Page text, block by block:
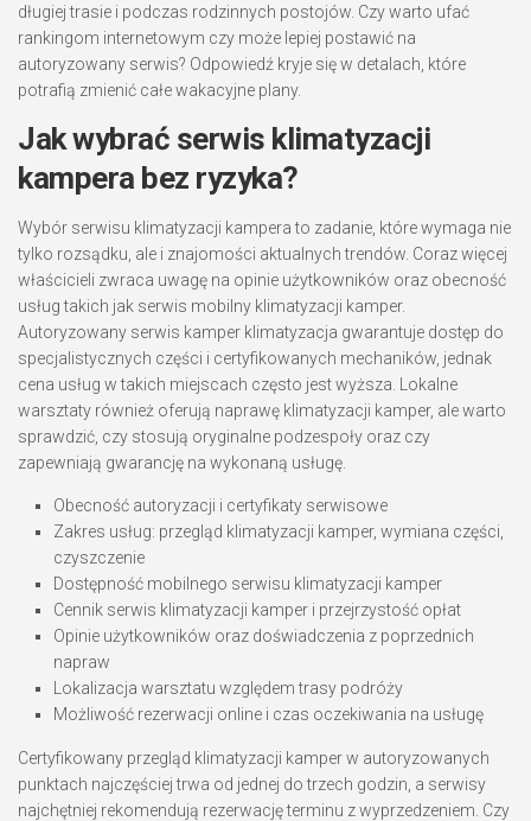
długiej trasie i podczas rodzinnych postojów. Czy warto ufać
rankingom internetowym czy może lepiej postawić na
autoryzowany serwis? Odpowiedź kryje się w detalach, które
potrafią zmienić całe wakacyjne plany.
Jak wybrać serwis klimatyzacji
kampera bez ryzyka?
Wybór serwisu klimatyzacji kampera to zadanie, które wymaga nie
tylko rozsądku, ale i znajomości aktualnych trendów. Coraz więcej
właścicieli zwraca uwagę na opinie użytkowników oraz obecność
usług takich jak serwis mobilny klimatyzacji kamper.
Autoryzowany serwis kamper klimatyzacja gwarantuje dostęp do
specjalistycznych części i certyfikowanych mechaników, jednak
cena usług w takich miejscach często jest wyższa. Lokalne
warsztaty również oferują naprawę klimatyzacji kamper, ale warto
sprawdzić, czy stosują oryginalne podzespoły oraz czy
zapewniają gwarancję na wykonaną usługę.
Obecność autoryzacji i certyfikaty serwisowe
Zakres usług: przegląd klimatyzacji kamper, wymiana części,
czyszczenie
Dostępność mobilnego serwisu klimatyzacji kamper
Cennik serwis klimatyzacji kamper i przejrzystość opłat
Opinie użytkowników oraz doświadczenia z poprzednich
napraw
Lokalizacja warsztatu względem trasy podróży
Możliwość rezerwacji online i czas oczekiwania na usługę
Certyfikowany przegląd klimatyzacji kamper w autoryzowanych
punktach najczęściej trwa od jednej do trzech godzin, a serwisy
najchętniej rekomendują rezerwację terminu z wyprzedzeniem. Czy